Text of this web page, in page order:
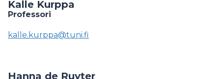
Kalle Kurppa
Professori
kalle.kurppa@tuni.fi
Hanna de Ruyter